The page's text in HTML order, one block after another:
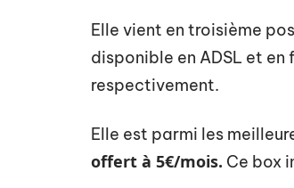
Elle vient en troisième
disponible en ADSL et
respectivement.
Elle est parmi les
offert à 5€/mois. Ce box